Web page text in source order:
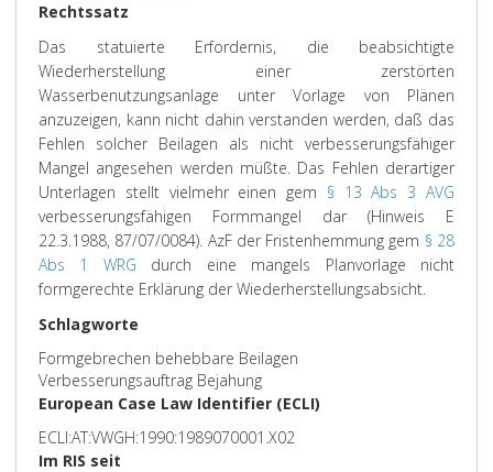
Rechtssatz
Das statuierte Erfordernis, die beabsichtigte
Wiederherstellung einer zerstörten
Wasserbenutzungsanlage unter Vorlage von Plänen
anzuzeigen, kann nicht dahin verstanden werden, daß das
Fehlen solcher Beilagen als nicht verbesserungsfähiger
Mangel angesehen werden müßte. Das Fehlen derartiger
Unterlagen stellt vielmehr einen gem § 13 Abs 3 AVG
verbesserungsfähigen Formmangel dar (Hinweis E
22.3.1988, 87/07/0084). AzF der Fristenhemmung gem § 28
Abs 1 WRG durch eine mangels Planvorlage nicht
formgerechte Erklärung der Wiederherstellungsabsicht.
Schlagworte
Formgebrechen behebbare Beilagen
Verbesserungsauftrag Bejahung
European Case Law Identifier (ECLI)
ECLI:AT:VWGH:1990:1989070001.X02
Im RIS seit